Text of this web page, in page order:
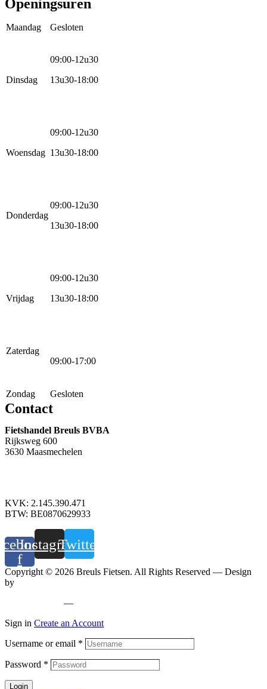
Openingsuren
Maandag Gesloten
Dinsdag
09:00-12u30
13u30-18:00
Woensdag
09:00-12u30
13u30-18:00
Donderdag
09:00-12u30
13u30-18:00
Vrijdag
09:00-12u30
13u30-18:00
Zaterdag
09:00-17:00
Zondag Gesloten
Contact
Fietshandel Breuls BVBA
Rijksweg 600
3630 Maasmechelen
KVK: 2.145.390.471
BTW: BE0870629933
f
Instagram
Twitter
Copyright © 2026 Breuls Fietsen. All Rights Reserved — Design
by
—
Sign in Create an Account
Username or email *
Password *
Login